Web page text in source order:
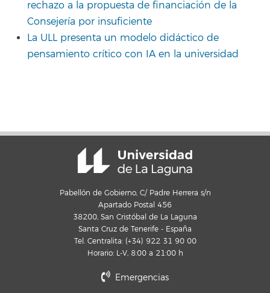
rechazo a la propuesta de financiación de la
Consejería por insuficiente
La ULL presenta un modelo didáctico de
pensamiento crítico con IA en la universidad
Pabellón de Gobierno, C/ Padre Herrera s/n
Apartado Postal 456
38200, San Cristóbal de La Laguna
Santa Cruz de Tenerife - España
Tel. Centralita: (+34) 922 31 90 00
Horario: L-V, 8:00 a 21:00 h
Emergencias